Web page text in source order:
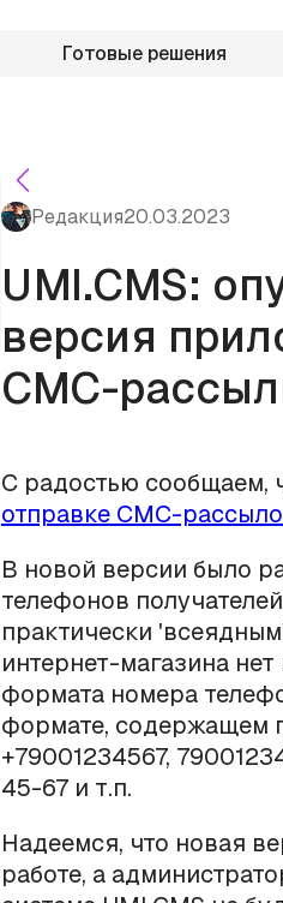
Готовые решения
Редакция20.03.2023
UMI.CMS:
версия
СМС-
С радостью сообщаем,
отправке СМС-
В новой версии было
телефонов
практически
интернет-магазина
формата номера
формате, содержащем
+79001234567,
45-67 и т.п.
Надеемся, что новая
работе, а